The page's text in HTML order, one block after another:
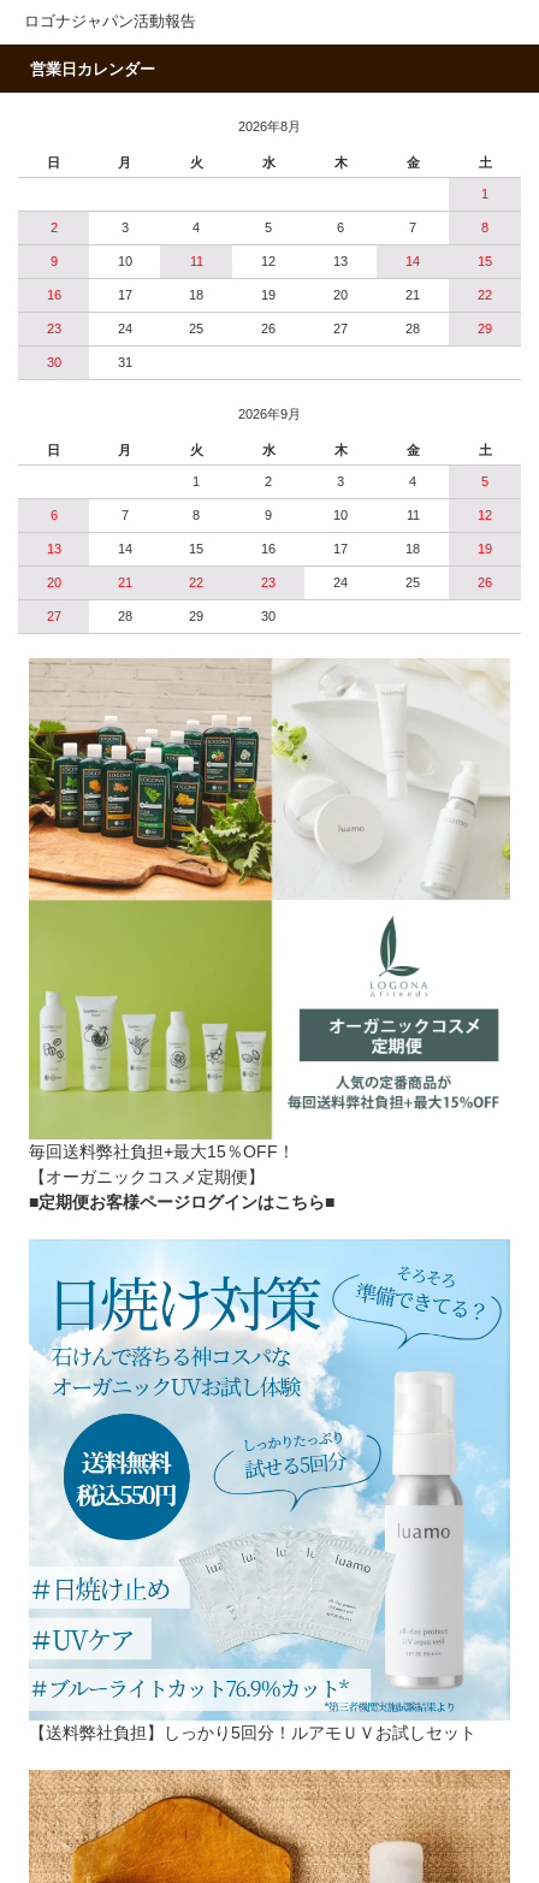
ロゴナジャパン活動報告
営業日カレンダー
2026年8月
日 月 火 水 木 金 土
1
2 3 4 5 6 7 8
9 10 11 12 13 14 15
16 17 18 19 20 21 22
23 24 25 26 27 28 29
30 31
2026年9月
日 月 火 水 木 金 土
1 2 3 4 5
6 7 8 9 10 11 12
13 14 15 16 17 18 19
20 21 22 23 24 25 26
27 28 29 30
毎回送料弊社負担+最大15％OFF！
【オーガニックコスメ定期便】
■定期便お客様ページログインはこちら■
【送料弊社負担】しっかり5回分！ルアモＵＶお試しセット